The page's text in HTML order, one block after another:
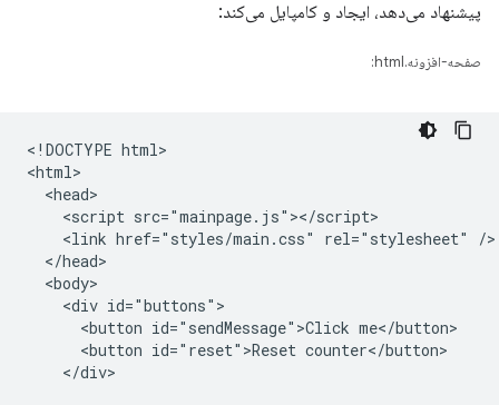
پیشنهاد می‌دهد، ایجاد و کامپایل می‌کند:
صفحه-افزونه.html:
<!DOCTYPE html>
<html>
  <head>
    <script src="mainpage.js"></script>
    <link href="styles/main.css" rel="stylesheet" />
  </head>
  <body>
    <div id="buttons">
      <button id="sendMessage">Click me</button>
      <button id="reset">Reset counter</button>
    </div>